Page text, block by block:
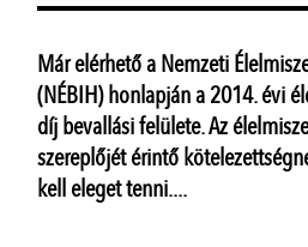
Már elérhető a Nemzeti
(NÉBIH) honlapján a 2014. évi
díj bevallási felülete. Az
szereplőjét érintő
kell eleget tenni....